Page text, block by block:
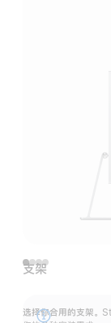
支架
选择你合用的支架。